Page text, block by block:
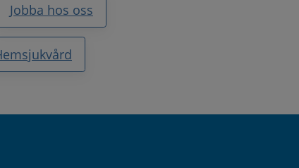
Jobba hos oss